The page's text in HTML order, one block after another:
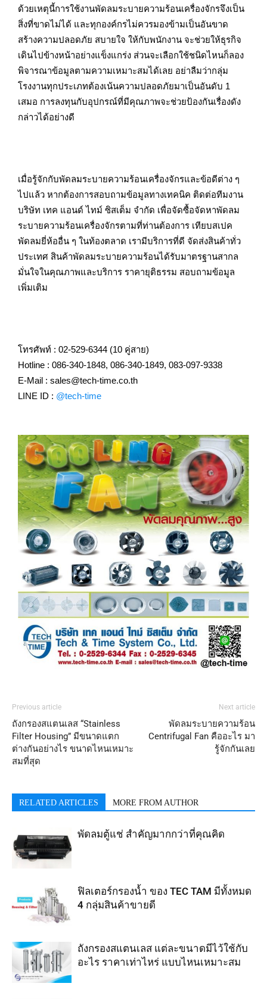
ด้วยเหตุนี้การใช้งานพัดลมระบายความร้อนเครื่องจักรจึงเป็น
สิ่งที่ขาดไม่ได้ และทุกองค์กรไม่ควรมองข้ามเป็นอันขาด
สร้างความปลอดภัย สบายใจ ให้กับพนักงาน จะช่วยให้ธุรกิจ
เดินไปข้างหน้าอย่างแข็งแกร่ง ส่วนจะเลือกใช้ชนิดไหนก็ลอง
พิจารณาข้อมูลตามความเหมาะสมได้เลย อย่าลืมว่ากลุ่ม
โรงงานทุกประเภทต้องเน้นความปลอดภัยมาเป็นอันดับ 1
เสมอ การลงทุนกับอุปกรณ์ที่มีคุณภาพจะช่วยป้องกันเรื่องดัง
กล่าวได้อย่างดี
เมื่อรู้จักกับพัดลมระบายความร้อนเครื่องจักรและข้อดีต่าง ๆ
ไปแล้ว หากต้องการสอบถามข้อมูลทางเทคนิค ติดต่อทีมงาน
บริษัท เทค แอนด์ ไทม์ ซิสเต็ม จำกัด เพื่อจัดซื้อจัดหาพัดลม
ระบายความร้อนเครื่องจักรตามที่ท่านต้องการ เทียบสเปค
พัดลมยี่ห้ออื่น ๆ ในท้องตลาด เรามีบริการที่ดี จัดส่งสินค้าทั่ว
ประเทศ สินค้าพัดลมระบายความร้อนได้รับมาตรฐานสากล
มั่นใจในคุณภาพและบริการ ราคายุติธรรม สอบถามข้อมูล
เพิ่มเติม
โทรศัพท์ : 02-529-6344 (10 คู่สาย)
Hotline : 086-340-1848, 086-340-1849, 083-097-9338
E-Mail : sales@tech-time.co.th
LINE ID : @tech-time
Previous article
ถังกรองสแตนเลส “Stainless
Filter Housing” มีขนาดแตก
ต่างกันอย่างไร ขนาดไหนเหมาะ
สมที่สุด
Next article
พัดลมระบายความร้อน
Centrifugal Fan คืออะไร มา
รู้จักกันเลย
RELATED ARTICLES MORE FROM AUTHOR
พัดลมตู้แช่ สำคัญมากกว่าที่คุณคิด
ฟิลเตอร์กรองน้ำ ของ TEC TAM มีทั้งหมด
4 กลุ่มสินค้าขายดี
ถังกรองสแตนเลส แต่ละขนาดมีไว้ใช้กับ
อะไร ราคาเท่าไหร่ แบบไหนเหมาะสม